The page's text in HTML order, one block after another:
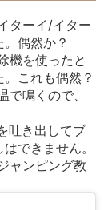
ターイ/イター
偶然か？
機を使ったと
これも偶然？
鳴くので、
吐き出してブ
できません。
ャンピング教